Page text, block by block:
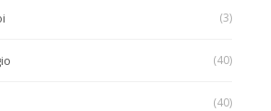
(3)
(40)
(40)